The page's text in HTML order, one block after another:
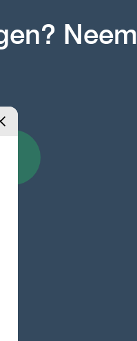
Neem